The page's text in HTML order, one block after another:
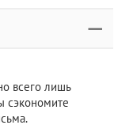
всего лишь
сэкономите